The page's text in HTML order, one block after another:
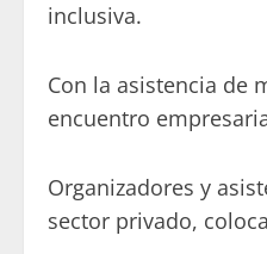
inclusiva.
Con la asistencia de
encuentro
Organizadores y
sector privado,